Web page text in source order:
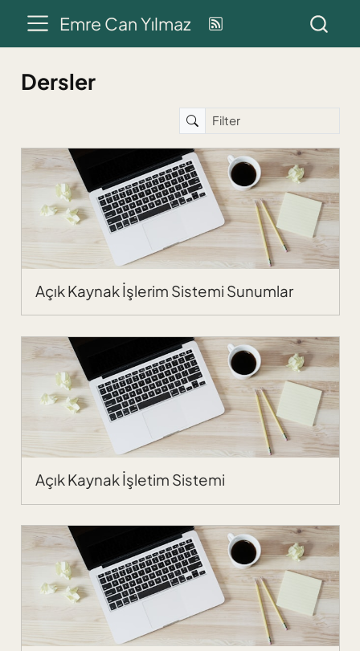
Emre Can Yılmaz
Dersler
Açık Kaynak İşlerim Sistemi Sunumlar
Açık Kaynak İşletim Sistemi